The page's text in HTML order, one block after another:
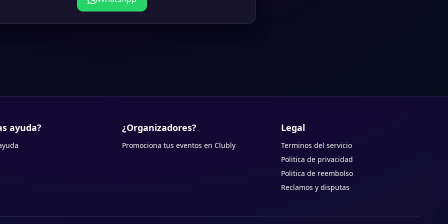
ayuda? ¿Organizadores?
Promociona tus eventos en Clubly
Legal
Terminos del servicio
Politica de privacidad
Politica de reembolso
Reclamos y disputas